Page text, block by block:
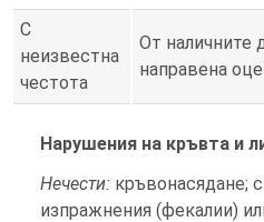
С
неизвестна
честота
От наличните
направена
Нарушения на кръвта и
Нечести: кръвонасядане;
изпражнения (фекалии)